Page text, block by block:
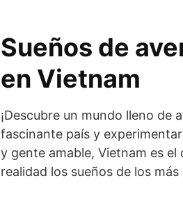
Sueños de
en Vietnam
¡Descubre un mundo lleno de
fascinante país y
y gente amable, Vietnam es
realidad los sueños de los